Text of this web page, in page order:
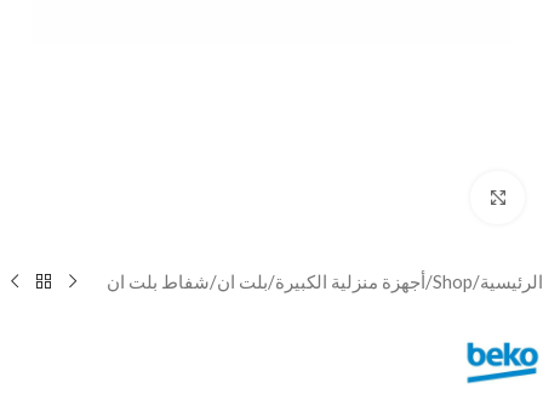
الرئيسية/
Shop
/أجهزة منزلية الكبيرة/بلت ان/شفاط بلت ان